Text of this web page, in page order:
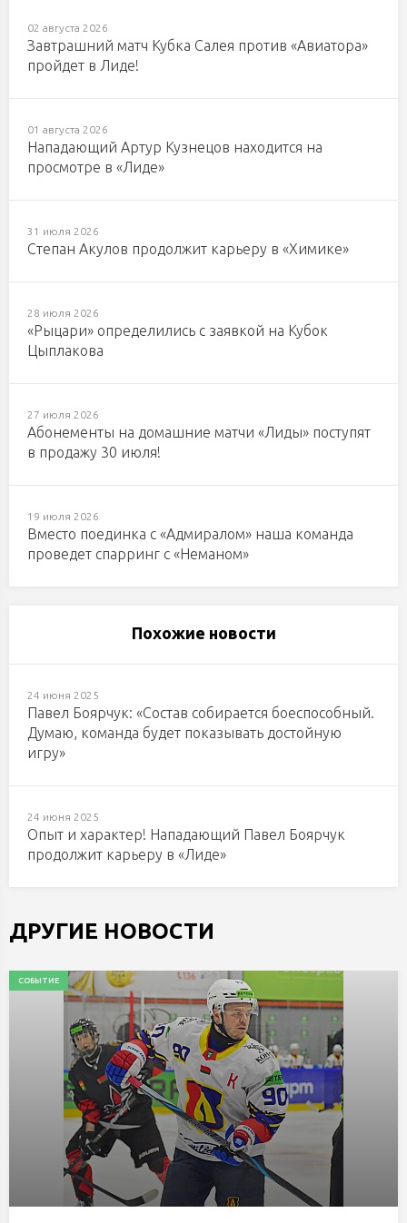
02 августа 2026
Завтрашний матч Кубка Салея против «Авиатора»
пройдет в Лиде!
01 августа 2026
Нападающий Артур Кузнецов находится на
просмотре в «Лиде»
31 июля 2026
Степан Акулов продолжит карьеру в «Химике»
28 июля 2026
«Рыцари» определились с заявкой на Кубок
Цыплакова
27 июля 2026
Абонементы на домашние матчи «Лиды» поступят
в продажу 30 июля!
19 июля 2026
Вместо поединка с «Адмиралом» наша команда
проведет спарринг с «Неманом»
Похожие новости
24 июня 2025
Павел Боярчук: «Состав собирается боеспособный.
Думаю, команда будет показывать достойную
игру»
24 июня 2025
Опыт и характер! Нападающий Павел Боярчук
продолжит карьеру в «Лиде»
ДРУГИЕ НОВОСТИ
СОБЫТИЕ